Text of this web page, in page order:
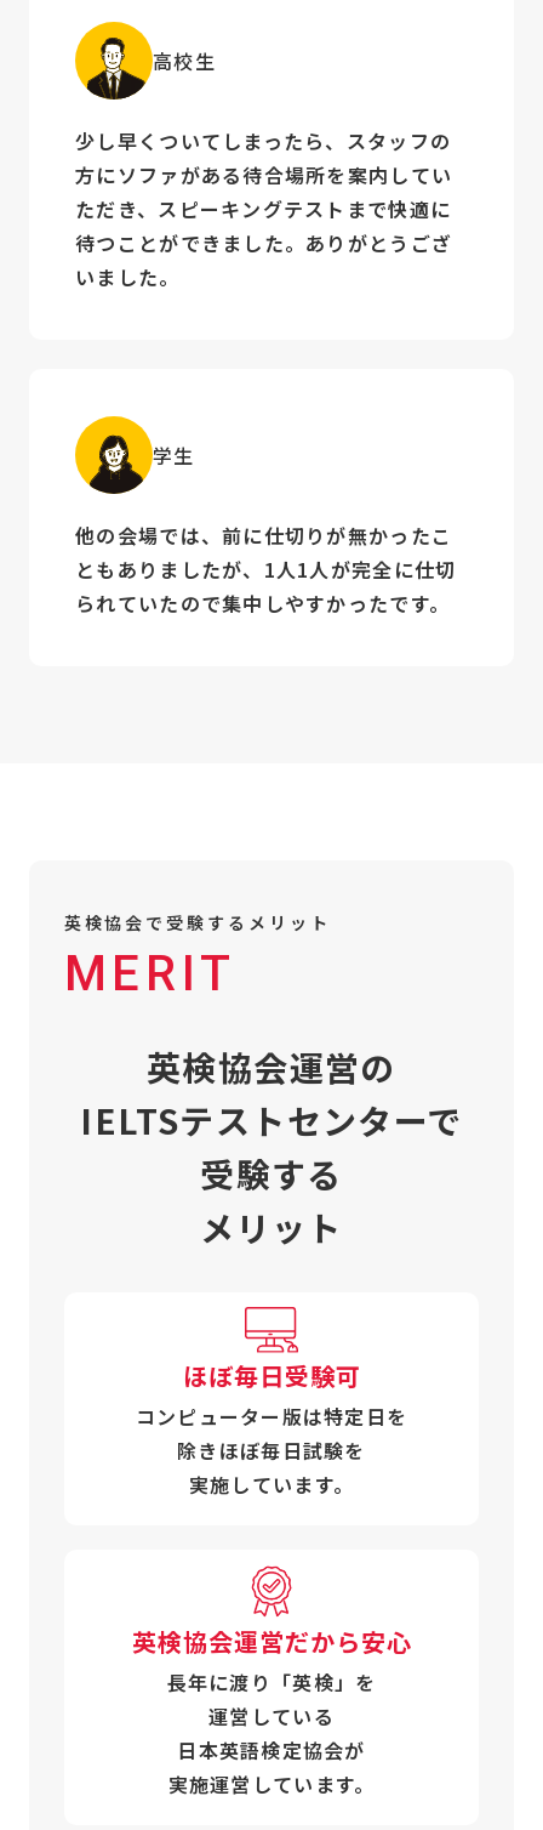
高校生
少し早くついてしまったら、スタッフの
方にソファがある待合場所を案内してい
ただき、スピーキングテストまで快適に
待つことができました。ありがとうござ
いました。
学生
他の会場では、前に仕切りが無かったこ
ともありましたが、1人1人が完全に仕切
られていたので集中しやすかったです。
英検協会で受験するメリット
MERIT
英検協会運営の
IELTSテストセンターで
受験する
メリット
ほぼ毎日受験可
コンピューター版は特定日を
除き ほぼ毎日試験を
実施しています。
英検協会運営だから安心
長年に渡り「英検」を
運営している
日本英語検定協会が
実施運営しています。